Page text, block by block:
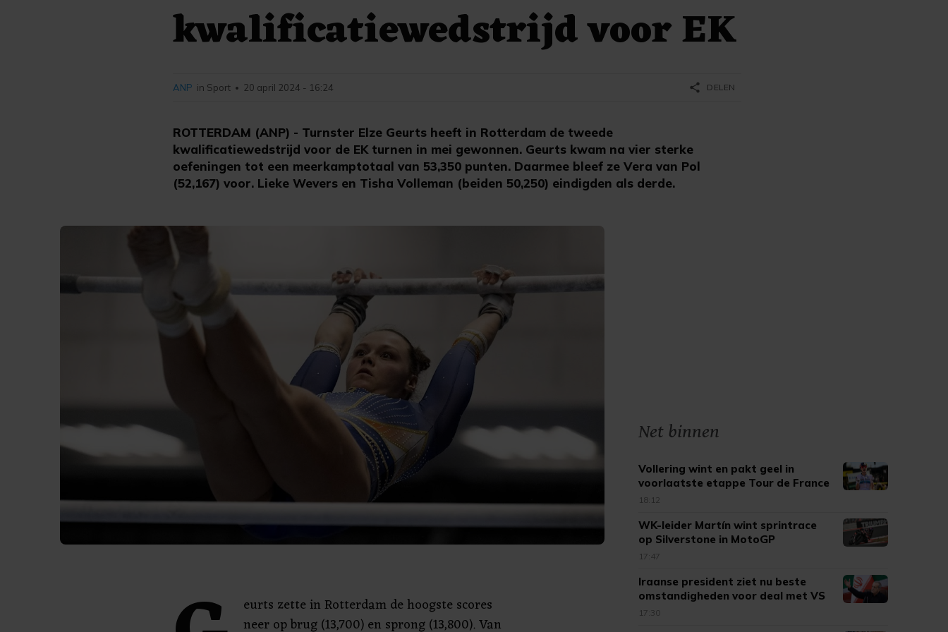
kwalificatiewedstrijd voor EK
ROTTERDAM (ANP) - Turnster Elze Geurts heeft in Rotterdam de tweede
kwalificatiewedstrijd voor de EK turnen in mei gewonnen. Geurts kwam na vier sterke
oefeningen tot een meerkamptotaal van 53,350 punten. Daarmee bleef ze Vera van Pol
(52,167) voor. Lieke Wevers en Tisha Volleman (beiden 50,250) eindigden als derde.
ANP in Sport • 20 april 2024 - 16:24 share DELEN
eurts zette in Rotterdam de hoogste scores
neer op brug (13,700) en sprong (13,800). Van
Net binnen
Vollering wint en pakt geel in
voorlaatste etappe Tour de France
18:12
WK-leider Martín wint sprintrace
op Silverstone in MotoGP
17:47
Iraanse president ziet nu beste
omstandigheden voor deal met VS
17:30